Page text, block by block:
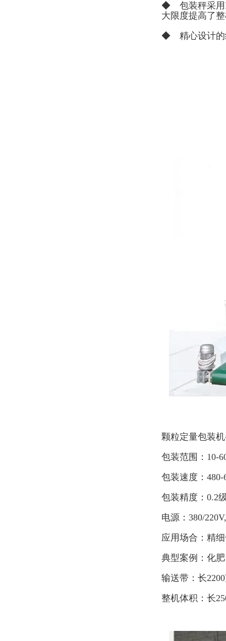
◆ 包装秤采用
大限度提高了
◆ 精心设计的
颗粒定量包装
包装范围：10-
包装速度：480-
包装精度：0.2
电源：380/
应用场合：精
典型案例：化
输送带：长
整机体积：长